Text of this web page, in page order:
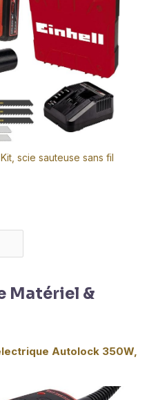
scie sauteuse sans fil
Matériel &
Autolock 350W,